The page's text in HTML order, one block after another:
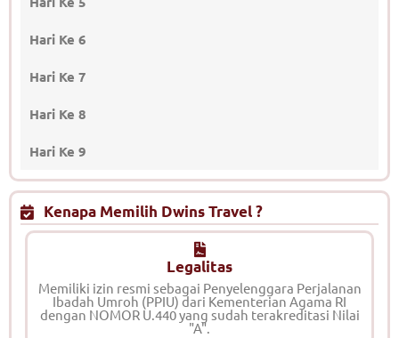
Hari Ke 6
Hari Ke 7
Hari Ke 8
Hari Ke 9
Kenapa Memilih Dwins Travel ?
Legalitas
Memiliki izin resmi sebagai Penyelenggara Perjalanan
Ibadah Umroh (PPIU) dari Kementerian Agama RI
dengan NOMOR U.440 yang sudah terakreditasi Nilai
"A".